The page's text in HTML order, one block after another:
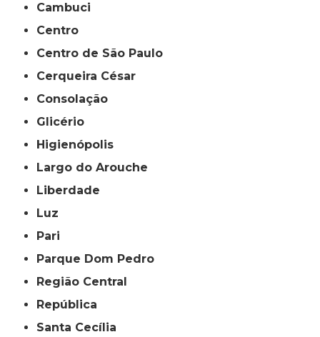
Cambuci
Centro
Centro de São Paulo
Cerqueira César
Consolação
Glicério
Higienópolis
Largo do Arouche
Liberdade
Luz
Pari
Parque Dom Pedro
Região Central
República
Santa Cecília